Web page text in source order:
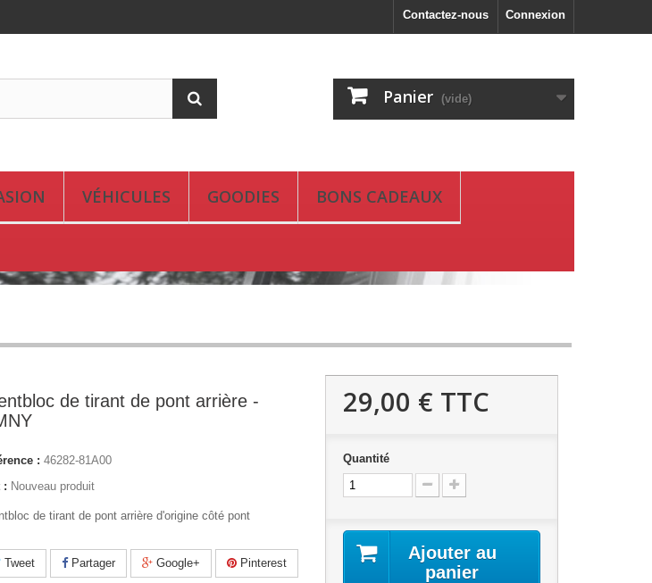
Connexion
Contactez-nous
Panier (vide)
VÉHICULES GOODIES BONS CADEAUX
de tirant de pont arrière -
: 46282-81A00
: Nouveau produit
de tirant de pont arrière d'origine côté pont
Tweet Partager Google+ Pinterest
29,00 € TTC
Quantité
Ajouter au
panier